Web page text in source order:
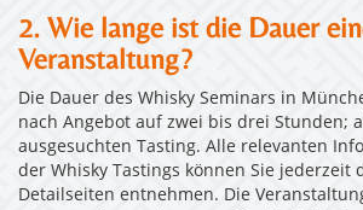
2. Wie lange ist die Dauer
Veranstaltung?
Die Dauer des Whisky Seminars in
nach Angebot auf zwei bis drei Stunden;
ausgesuchten Tasting. Alle relevanten
der Whisky Tastings können Sie jederzeit
Detailseiten entnehmen. Die